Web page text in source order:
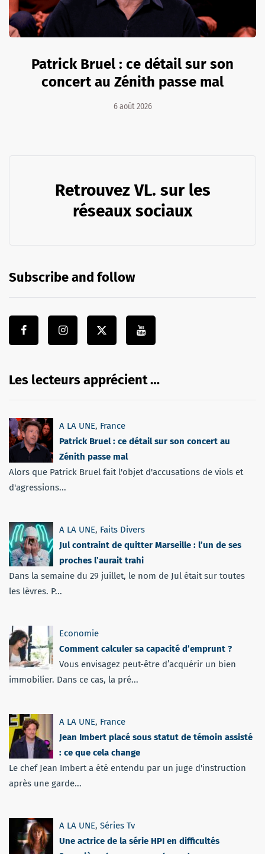
Patrick Bruel : ce détail sur son
concert au Zénith passe mal
6 août 2026
Retrouvez VL. sur les
réseaux sociaux
Subscribe and follow
Les lecteurs apprécient …
A LA UNE, France
Patrick Bruel : ce détail sur son concert au
Zénith passe mal
Alors que Patrick Bruel fait l'objet d'accusations de viols et
d'agressions...
A LA UNE, Faits Divers
Jul contraint de quitter Marseille : l’un de ses
proches l’aurait trahi
Dans la semaine du 29 juillet, le nom de Jul était sur toutes
les lèvres. P...
Economie
Comment calculer sa capacité d’emprunt ?
Vous envisagez peut-être d’acquérir un bien
immobilier. Dans ce cas, la pré...
A LA UNE, France
Jean Imbert placé sous statut de témoin assisté
: ce que cela change
Le chef Jean Imbert a été entendu par un juge d'instruction
après une garde...
A LA UNE, Séries Tv
Une actrice de la série HPI en difficultés